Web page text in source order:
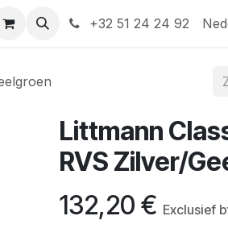
+32 51 24 24 92
Littmann
RVS Zilver/
132,20 € Exclusief